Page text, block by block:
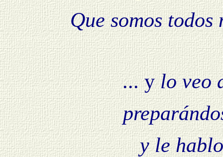
Que somos todos
... ylo veo
y le